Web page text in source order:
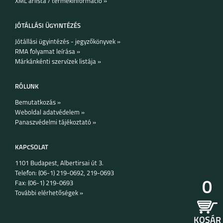
IPHONE 15 PRO MAX
IPHONE 15 IPHONE 14 PRO MAX
JÓTÁLLÁSI ÜGYINTÉZÉS
Jótállási ügyintézés - jegyzőkönyvek »
RMA folyamat leírása »
Márkánkénti szervízek listája »
RÓLUNK
Bemutatkozás »
Weboldal adatvédelem »
Panaszvédelmi tájékoztató »
KAPCSOLAT
1101 Budapest, Albertirsai út 3.
Telefon: (06-1) 219-0692, 219-0693
Fax: (06-1) 219-0693
További elérhetőségek »
0
KOSÁR